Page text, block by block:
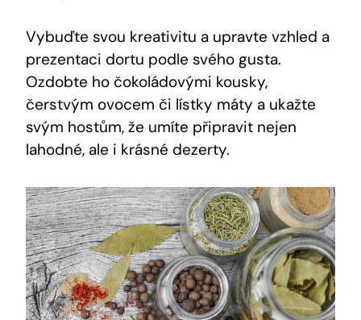
Vybuďte svou kreativitu a upravte‌ vzhled a
prezentaci⁤ dortu ⁣podle svého ​gusta.
⁤Ozdobte ho čokoládovými kousky,
čerstvým ovocem či lístky máty a ukažte
svým ​hostům, že ⁢umíte připravit nejen
lahodné, ale i krásné ⁢dezerty.